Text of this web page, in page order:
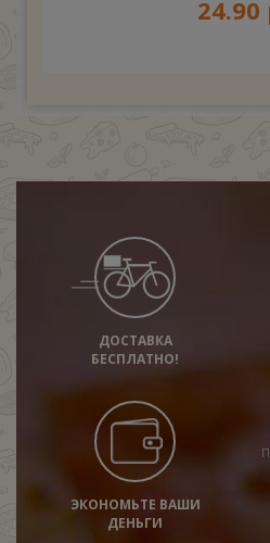
24.90
ДОСТАВКА
БЕСПЛАТНО!
ЭКОНОМЬТЕ ВАШИ
ДЕНЬГИ